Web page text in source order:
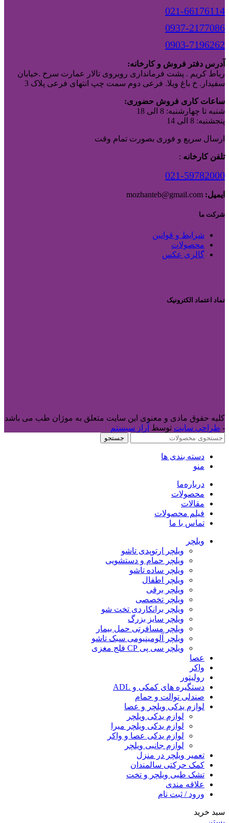
021-66176114
0937-2177086
0903-7196262
آدرس دفتر فروش و کارخانه:
رباط کریم . پشت فرمانداری روبروی تالار عمارت سرخ .خیابان
سفیدار. خ باغ ویلا. فرعی دوم سمت چپ انتهای فرعی پلاک 3
ساعات کاری فروش حضوری:
شنبه تا چهارشنبه: 8 الی 18
پنجشنبه: 8 الی 14
ارسال سریع و فوری بصورت تمام وقت
تلفن کارخانه :
021-59782000
ایمیل:
شرکت ما
شرایط و قوانین
محصولات
گالری عکس
نماد اعتماد الکترونیک
کلیه حقوق مادی و معنوی این سایت متعلق به موژان طب می باشد
- طراحی سایت توسط آراز سیستم
جستجو
دسته بندی ها
منو
درباره‌ما
محصولات
مقالات
فیلم محصولات
تماس با ما
ویلچر
ویلچر ارتوپدی تاشو
ویلچر حمام و دستشویی
ویلچر ساده تاشو
ویلچر اطفال
ویلچر برقی
ویلچر تخصصی
ویلچر برانکاردی تخت شو
ویلچر سایز بزرگ
ویلچر مسافرتی حمل بیمار
ویلچر آلومینیومی سبک تاشو
ویلچر سی پی CP فلج مغزی
عصا
واکر
رولیتور
دستگیره های کمکی و ADL
صندلی توالت و حمام
لوازم یدکی ویلچر و عصا
لوازم یدکی ویلچر
لوازم یدکی ویلچر میرا
لوازم یدکی عصا و واکر
لوازم جانبی ویلچر
تعمیر ویلچر در منزل
کمک حرکتی سالمندان
تشک طبی ویلچر و تخت
علاقه مندی
ورود / ثبت نام
سبد خرید